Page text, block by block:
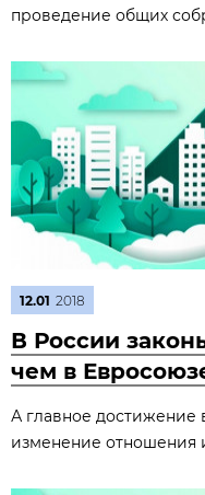
проведение общих
12.01 2018
В России
чем в
А главное
изменение отношения